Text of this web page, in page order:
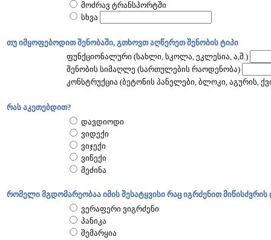
მოძრავ ტრანსპორტში
სხვა
თუ იმყოფებოდით შენობაში, გთხოვთ აღწერეთ შენობის ტიპი
ფუნქციონალური (სახლი, სკოლა, ეკლესია, ა,შ.)
შენობის სიმაღლე (სართულების რაოდენობა)
კონსტრუქცია (ბეტონის პანელები, ბლოკი, აგურის,
რას აკეთებდით?
დავდიოდი
ვიდექი
ვიჯექი
ვიწექი
მეძინა
რომელი მგდომარეობაა იმის შესატყვისი რაც იგრძენით
ვერაფერი ვიგრძენი
პანიკა
შემარყია